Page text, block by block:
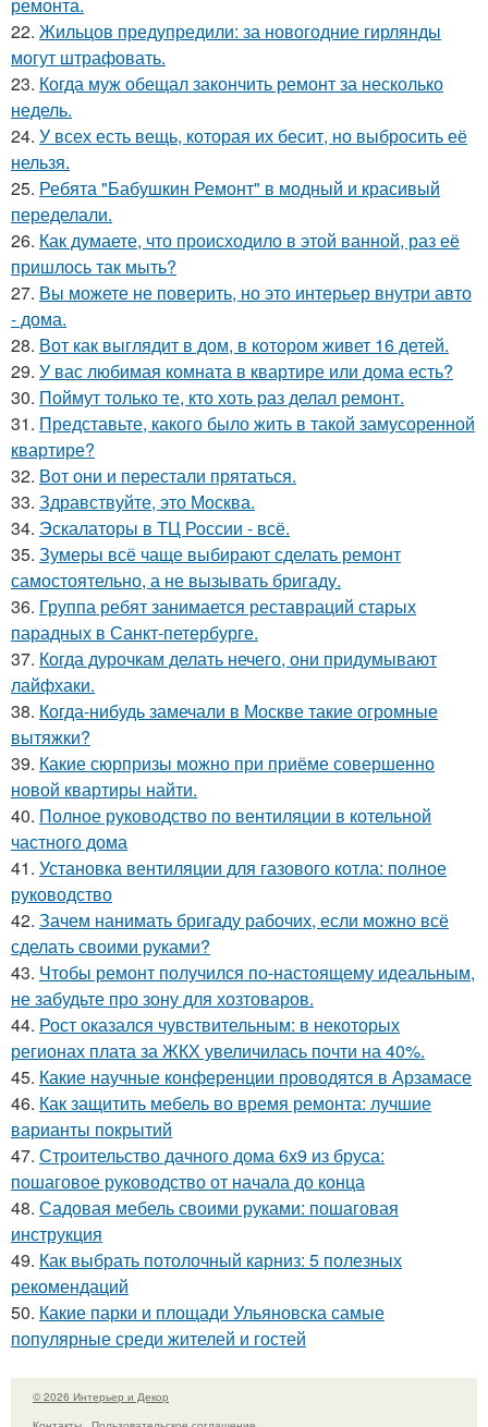
22. Жильцов предупредили: за новогодние гирлянды
могут штрафовать.
23. Когда муж обещал закончить ремонт за несколько
недель.
24. У всех есть вещь, которая их бесит, но выбросить её
нельзя.
25. Ребята "Бабушкин Ремонт" в модный и красивый
переделали.
26. Как думаете, что происходило в этой ванной, раз её
пришлось так мыть?
27. Вы можете не поверить, но это интерьер внутри авто
- дома.
28. Вот как выглядит в дом, в котором живет 16 детей.
29. У вас любимая комната в квартире или дома есть?
30. Поймут только те, кто хоть раз делал ремонт.
31. Представьте, какого было жить в такой замусоренной
квартире?
32. Вот они и перестали прятаться.
33. Здравствуйте, это Москва.
34. Эскалаторы в ТЦ России - всё.
35. Зумеры всё чаще выбирают сделать ремонт
самостоятельно, а не вызывать бригаду.
36. Группа ребят занимается реставраций старых
парадных в Санкт-петербурге.
37. Когда дурочкам делать нечего, они придумывают
лайфхаки.
38. Когда-нибудь замечали в Москве такие огромные
вытяжки?
39. Какие сюрпризы можно при приёме совершенно
новой квартиры найти.
40. Полное руководство по вентиляции в котельной
частного дома
41. Установка вентиляции для газового котла: полное
руководство
42. Зачем нанимать бригаду рабочих, если можно всё
сделать своими руками?
43. Чтобы ремонт получился по-настоящему идеальным,
не забудьте про зону для хозтоваров.
44. Рост оказался чувствительным: в некоторых
регионах плата за ЖКХ увеличилась почти на 40%.
45. Какие научные конференции проводятся в Арзамасе
46. Как защитить мебель во время ремонта: лучшие
варианты покрытий
47. Строительство дачного дома 6х9 из бруса:
пошаговое руководство от начала до конца
48. Садовая мебель своими руками: пошаговая
инструкция
49. Как выбрать потолочный карниз: 5 полезных
рекомендаций
50. Какие парки и площади Ульяновска самые
популярные среди жителей и гостей
© 2026 Интерьер и Декор